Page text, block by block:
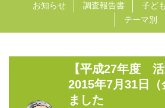
お知らせ 調査報告書
子ど
テーマ別
【平成27年度 活
2015年7月31日
ました